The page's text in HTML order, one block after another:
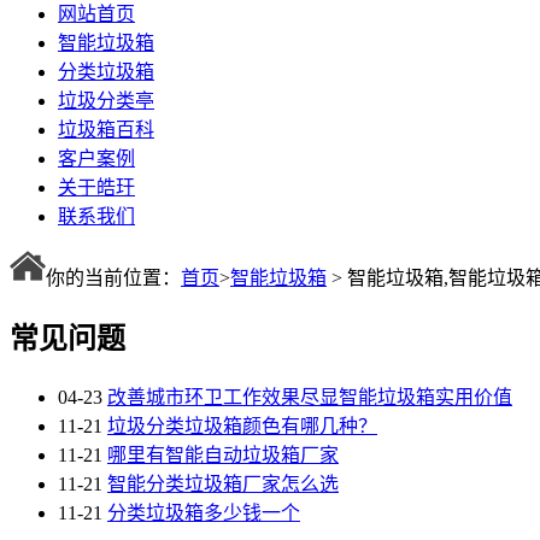
网站首页
智能垃圾箱
分类垃圾箱
垃圾分类亭
垃圾箱百科
客户案例
关于皓玗
联系我们
你的当前位置： 首页>智能垃圾箱 > 智能垃圾箱,智能垃圾
常见问题
04-23 改善城市环卫工作效果尽显智能垃圾箱实用价值
11-21 垃圾分类垃圾箱颜色有哪几种？
11-21 哪里有智能自动垃圾箱厂家
11-21 智能分类垃圾箱厂家怎么选
11-21 分类垃圾箱多少钱一个